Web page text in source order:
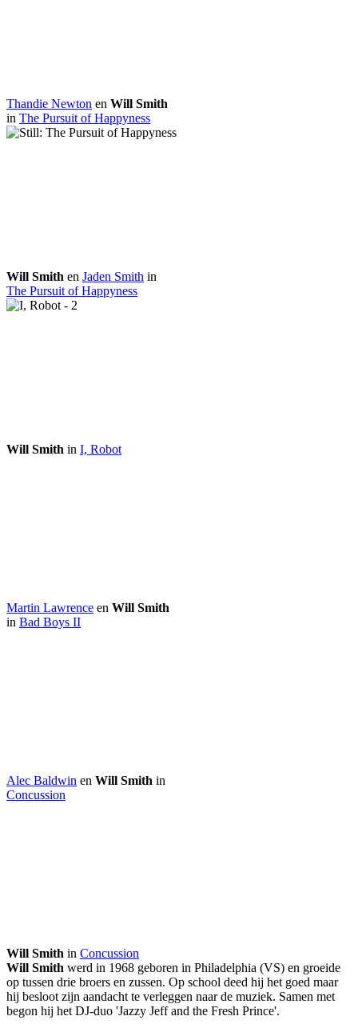
Thandie Newton en Will Smith
in The Pursuit of Happyness
Will Smith en Jaden Smith in
The Pursuit of Happyness
Will Smith in I, Robot
Martin Lawrence en Will Smith
in Bad Boys II
Alec Baldwin en Will Smith in
Concussion
Will Smith in Concussion
Will Smith werd in 1968 geboren in Philadelphia (VS) en groeide
op tussen drie broers en zussen. Op school deed hij het goed maar
hij besloot zijn aandacht te verleggen naar de muziek. Samen met
begon hij het DJ-duo 'Jazzy Jeff and the Fresh Prince'.